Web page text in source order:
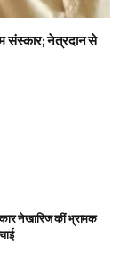
संस्कार; नेत्रदान से
ने खारिज कीं भ्रामक